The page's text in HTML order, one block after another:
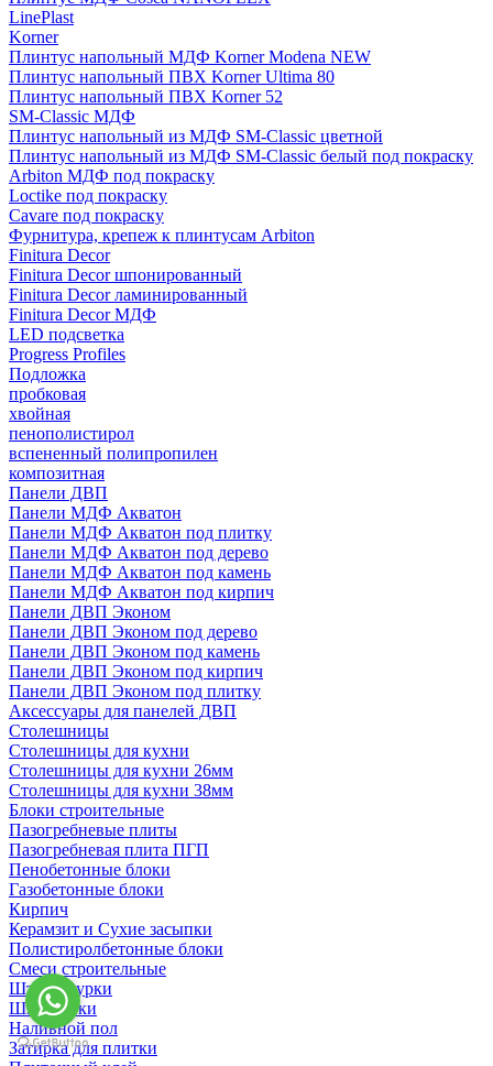
LinePlast
Korner
Плинтус напольный МДФ Korner Modena NEW
Плинтус напольный ПВХ Korner Ultima 80
Плинтус напольный ПВХ Korner 52
SM-Classic МДФ
Плинтус напольный из МДФ SM-Classic цветной
Плинтус напольный из МДФ SM-Classic белый под покраску
Arbiton МДФ под покраску
Loctike под покраску
Cavare под покраску
Фурнитура, крепеж к плинтусам Arbiton
Finitura Decor
Finitura Decor шпонированный
Finitura Decor ламинированный
Finitura Decor МДФ
LED подсветка
Progress Profiles
Подложка
пробковая
хвойная
пенополистирол
вспененный полипропилен
композитная
Панели ДВП
Панели МДФ Акватон
Панели МДФ Акватон под плитку
Панели МДФ Акватон под дерево
Панели МДФ Акватон под камень
Панели МДФ Акватон под кирпич
Панели ДВП Эконом
Панели ДВП Эконом под дерево
Панели ДВП Эконом под камень
Панели ДВП Эконом под кирпич
Панели ДВП Эконом под плитку
Аксессуары для панелей ДВП
Столешницы
Столешницы для кухни
Столешницы для кухни 26мм
Столешницы для кухни 38мм
Блоки строительные
Пазогребневые плиты
Пазогребневая плита ПГП
Пенобетонные блоки
Газобетонные блоки
Кирпич
Керамзит и Сухие засыпки
Полистиролбетонные блоки
Смеси строительные
Штукартурки
Шпаклевки
Наливной пол
Затирка для плитки